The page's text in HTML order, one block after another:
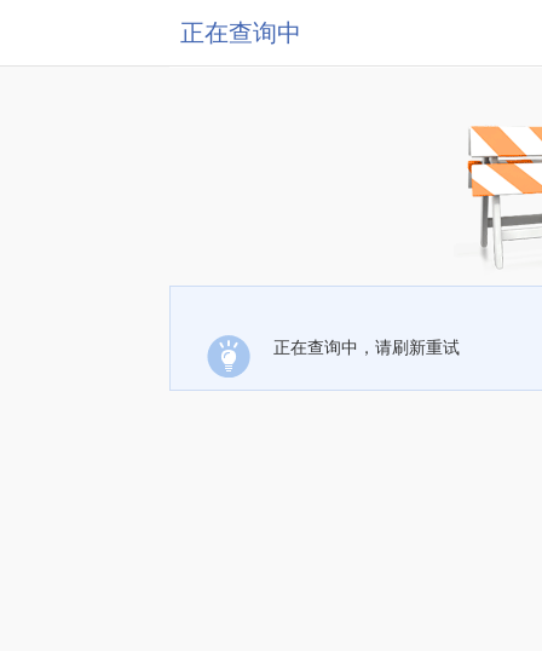
正在查询中
正在查询中，请刷新重试